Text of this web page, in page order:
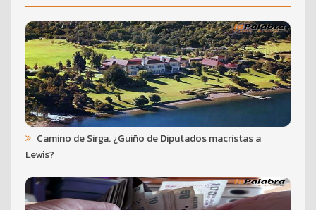
Camino de Sirga. ¿Guiño de Diputados macristas a
Lewis?